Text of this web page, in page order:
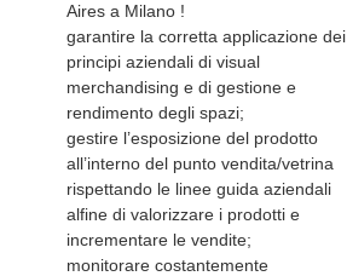
Aires a Milano !
garantire la corretta applicazione dei
principi aziendali di visual
merchandising e di gestione e
rendimento degli spazi;
gestire l’esposizione del prodotto
all’interno del punto vendita/vetrina
rispettando le linee guida aziendali
alfine di valorizzare i prodotti e
incrementare le vendite;
monitorare costantemente